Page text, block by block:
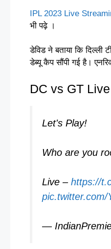
IPL 2023 Live
भी पढ़े ।
डेविड ने बताया कि दिल्ली
डेब्यू कैप सौंपी गई है।
DC vs GT Live
Let's Play!
Who are you
Live – https://
pic.twitter.com/
—